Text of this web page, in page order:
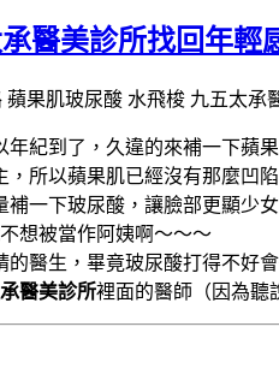
醫美診所找回年
紀到了，久違的來補一下蘋
所以蘋果肌已經沒有那麼凹陷
一下玻尿酸，讓臉部更顯少女
想被當作阿姨啊～～～
醫生，畢竟玻尿酸打得不好
醫美診所裡面的醫師（因為聽